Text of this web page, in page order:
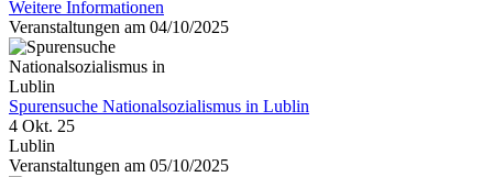
Weitere Informationen
Veranstaltungen am 04/10/2025
Spurensuche Nationalsozialismus in Lublin
4 Okt. 25
Lublin
Veranstaltungen am 05/10/2025